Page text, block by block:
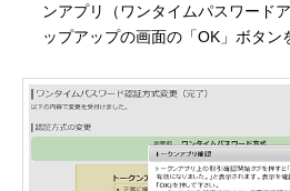
ンアプリ（ワンタイムパスワード
ップアップの画面の「OK」ボタン